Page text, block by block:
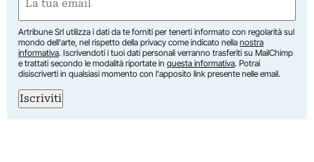
(Obbligatorio)
Artribune Srl utilizza i dati da te forniti per tenerti informato con regolarità sul
mondo dell'arte, nel rispetto della privacy come indicato nella nostra
informativa. Iscrivendoti i tuoi dati personali verranno trasferiti su MailChimp
e trattati secondo le modalità riportate in questa informativa. Potrai
disiscriverti in qualsiasi momento con l'apposito link presente nelle email.
Iscriviti